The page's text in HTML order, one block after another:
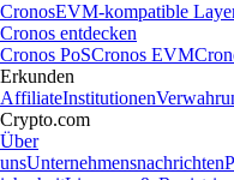
CronosEVM-kompatible
Cronos entdecken
Cronos PoSCronos EVM
Erkunden
AffiliateInstitutionen
Crypto.com
Über
unsUnternehmensnachrichten